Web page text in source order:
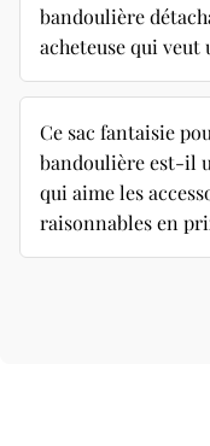
bandoulière
acheteuse qui
Ce sac fantaisie
bandoulière est-il
qui aime les
raisonnables en